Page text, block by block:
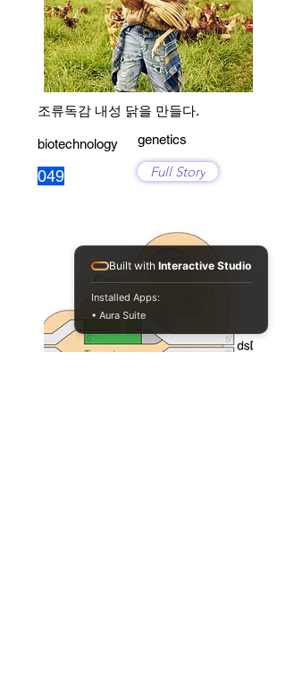
조류독감 내성 닭을 만들다.
biotechnology
049
genetics
Full Story
Built with Interactive Studio
Installed Apps:
• Aura Suite